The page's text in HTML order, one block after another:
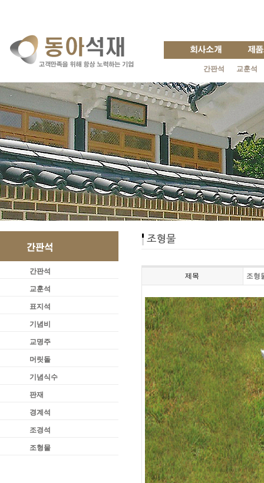
간판석 교훈석
간판석
교훈석
표지석
기념비
교명주
머릿돌
기념식수
판재
경계석
조경석
조형물
제목 조형